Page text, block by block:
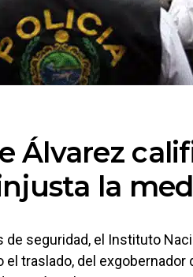
Álvarez
la
de seguridad, el Instituto
el traslado, del exgobernador